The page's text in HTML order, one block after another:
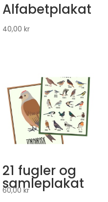
Alfabetplakat
40,00kr
21 fugler og
samleplakat
60,00kr